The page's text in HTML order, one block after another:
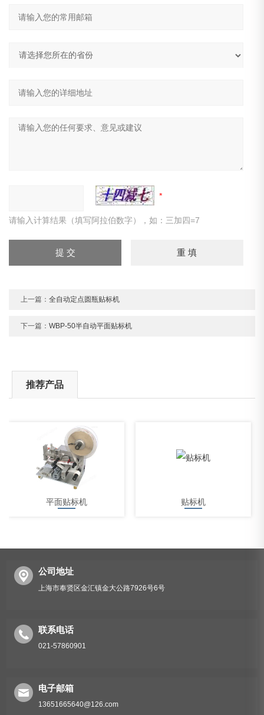
请输入计算结果（填写阿拉伯数字），如：三加四=7
上一篇：全自动定点圆瓶贴标机
下一篇：WBP-50半自动平面贴标机
推荐产品
平面贴标机 贴标机
公司地址
上海市奉贤区金汇镇金大公路7926号6号
联系电话
021-57860901
电子邮箱
13651665640@126.com